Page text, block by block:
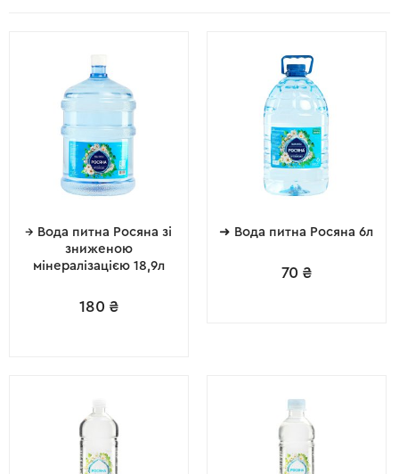
→ Вода питна Росяна зі
зниженою
мінералізацією 18,9л
180 ₴
➜ Вода питна Росяна 6л
70 ₴